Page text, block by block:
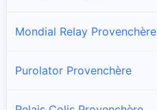
Mondial Relay Provenchère
Purolator Provenchère